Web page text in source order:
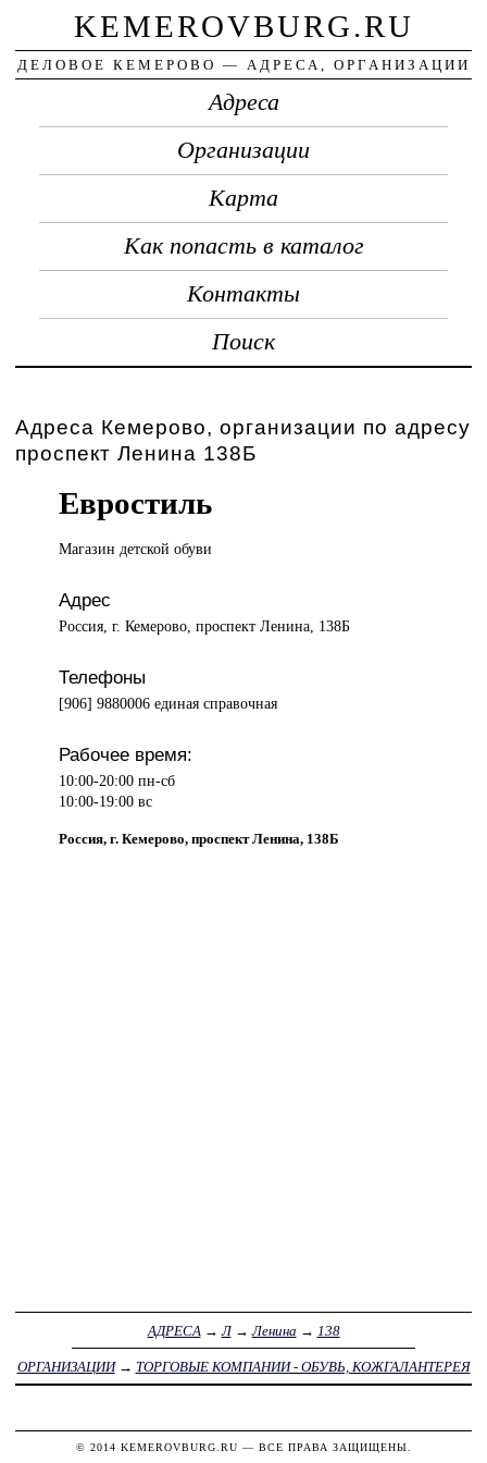
KEMEROVBURG.RU
ДЕЛОВОЕ КЕМЕРОВО — АДРЕСА, ОРГАНИЗАЦИИ
Адреса
Организации
Карта
Как попасть в каталог
Контакты
Поиск
Адреса Кемерово, организации по адресу
проспект Ленина 138Б
Евростиль
Магазин детскойобуви
Адрес
Россия, г. Кемерово, проспект Ленина, 138Б
Телефоны
[906] 9880006 единая справочная
Рабочее время:
10:00-20:00 пн-сб
10:00-19:00 вс
Россия, г. Кемерово, проспект Ленина, 138Б
АДРЕСА →Л→Ленина → 138
ОРГАНИЗАЦИИ→ ТОРГОВЫЕ КОМПАНИИ - ОБУВЬ, КОЖГАЛАНТЕРЕЯ
© 2014 KEMEROVBURG.RU — ВСЕ ПРАВА ЗАЩИЩЕНЫ.